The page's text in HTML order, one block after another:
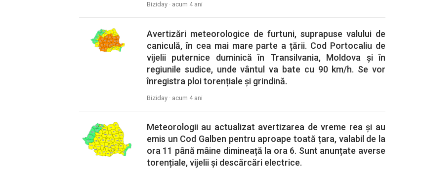
Biziday · acum 4 ani
Avertizări meteorologice de furtuni, suprapuse valului de
caniculă, în cea mai mare parte a țării. Cod Portocaliu de
vijelii puternice duminică în Transilvania, Moldova și în
regiunile sudice, unde vântul va bate cu 90 km/h. Se vor
înregistra ploi torențiale și grindină.
Biziday · acum 4 ani
Meteorologii au actualizat avertizarea de vreme rea și au
emis un Cod Galben pentru aproape toată țara, valabil de la
ora 11 până mâine dimineață la ora 6. Sunt anunțate averse
torențiale, vijelii și descărcări electrice.